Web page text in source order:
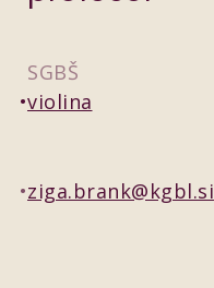
SGBŠ
violina
ziga.brank@kgbl.si